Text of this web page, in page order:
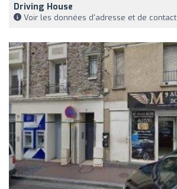
Driving House
Voir les données d'adresse et de contact